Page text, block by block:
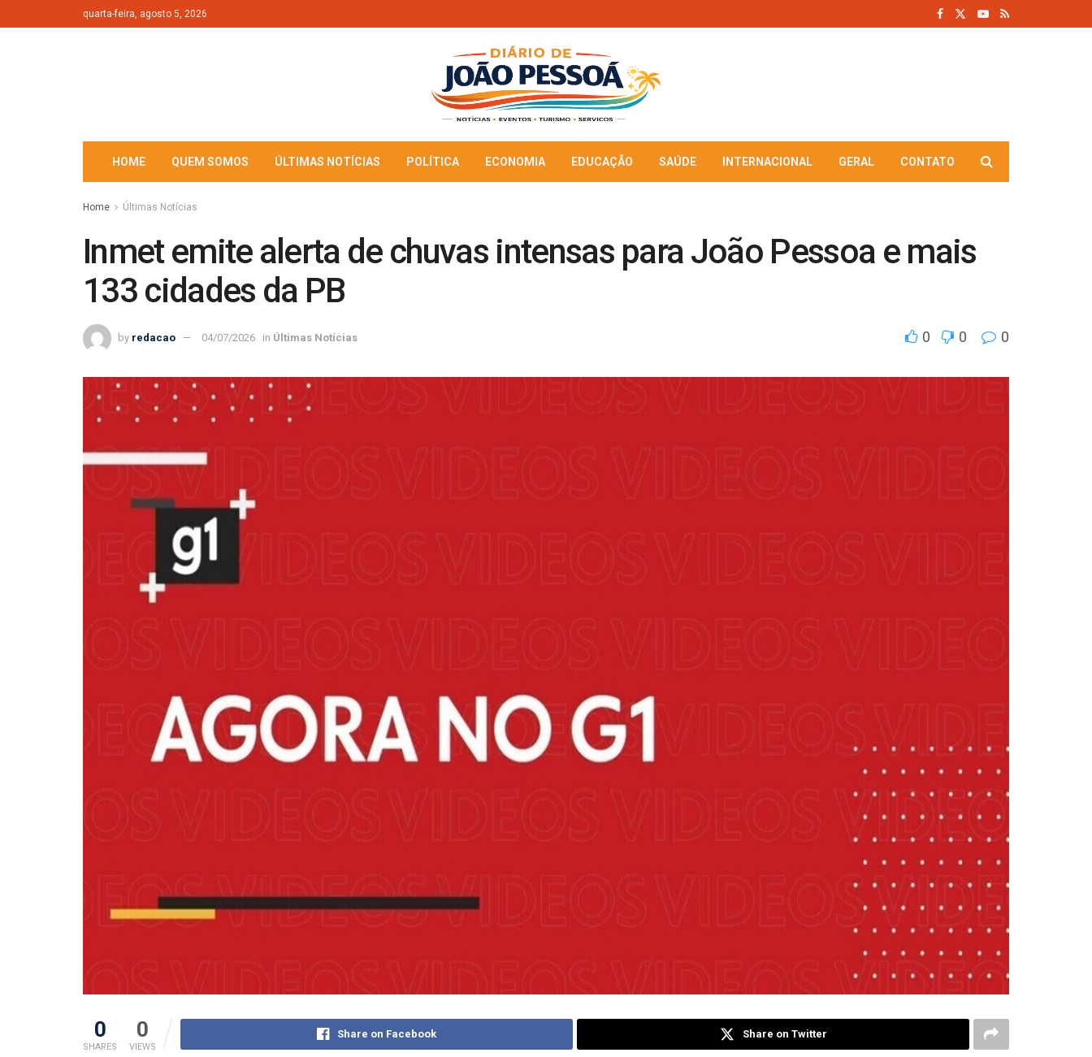
quarta-feira, agosto 5, 2026
HOME QUEM SOMOS ÚLTIMAS NOTÍCIAS POLÍTICA ECONOMIA EDUCAÇÃO SAÚDE INTERNACIONAL GERAL CONTATO
Home Últimas Notícias
Inmet emite alerta de chuvas intensas para João Pessoa e mais
133 cidades da PB
by redacao 04/07/2026 in Últimas Notícias 0 0 0
0
SHARES
0
VIEWS
Share on Facebook Share on Twitter